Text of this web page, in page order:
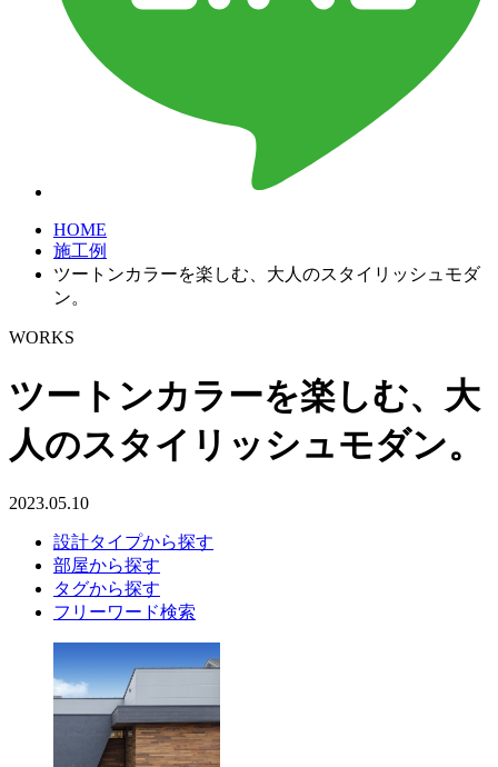
HOME
施工例
ツートンカラーを楽しむ、大人のスタイリッシュモダ
ン。
WORKS
ツートンカラーを楽しむ、大
人のスタイリッシュモダン。
2023.05.10
設計タイプから探す
部屋から探す
タグから探す
フリーワード検索